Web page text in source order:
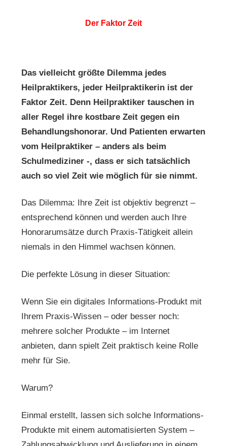
Der Faktor Zeit
Das vielleicht größte Dilemma jedes
Heilpraktikers, jeder Heilpraktikerin ist der
Faktor Zeit. Denn Heilpraktiker tauschen in
aller Regel ihre kostbare Zeit gegen ein
Behandlungshonorar. Und Patienten erwarten
vom Heilpraktiker – anders als beim
Schulmediziner -, dass er sich tatsächlich
auch so viel Zeit wie möglich für sie nimmt.
Das Dilemma: Ihre Zeit ist objektiv begrenzt –
entsprechend können und werden auch Ihre
Honorarumsätze durch Praxis-Tätigkeit allein
niemals in den Himmel wachsen können.
Die perfekte Lösung in dieser Situation:
Wenn Sie ein digitales Informations-Produkt mit
Ihrem Praxis-Wissen – oder besser noch:
mehrere solcher Produkte – im Internet
anbieten, dann spielt Zeit praktisch keine Rolle
mehr für Sie.
Warum?
Einmal erstellt, lassen sich solche Informations-
Produkte mit einem automatisierten System –